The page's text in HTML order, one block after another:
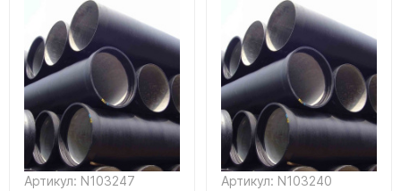
Артикул: N103247 Артикул: N103240